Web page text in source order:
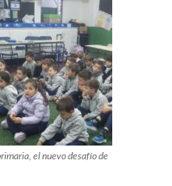
el nuevo desafío de